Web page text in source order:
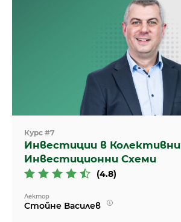
Курс #7
Инвестиции в Колективни
Инвестиционни Схеми
(4.8)
Лектор
Стойне Василев